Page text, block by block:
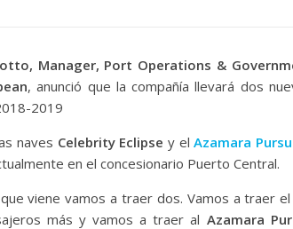
Manager, Port Operations &
, anunció que la compañía llevará dos
2019
naves Celebrity Eclipse y elAzamara
en el concesionario Puerto Central.
viene vamos a traer dos. Vamos a traer el
más y vamos a traer al Azamara